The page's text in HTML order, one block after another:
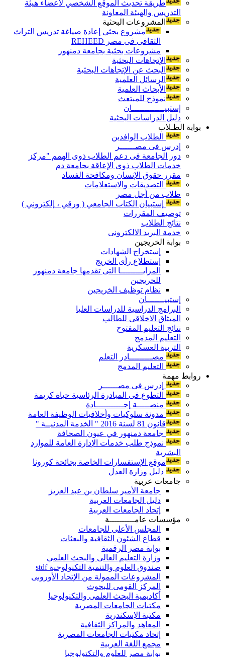
طريقة تحديث الموقع الشخصي لأعضاء هيئة
التدريس والهيئة المعاونة
المشروعات البحثية
مشروع بحثى إعادة صياغة تدريس التراث
الثقافى فى مصر REHEED
مشروعات بحثية بجامعة دمنهور
الإتجاهات البحثية
البحث عن الإتجاهات البحثية
الرسائل العلمية
الأبحاث العلمية
نموذج للمبتعث
إستبيـــــــــــــان
دليل الدراسات البحثية
بوابة الطـلاب
الطلاب الوافدين
إدرس فى مصــــــر
دور الجامعة فى دعم الطلاب ذوى الهمم "مركز
خدمات الطلاب ذوى الإعاقة بجامعة دم
مقرر حقوق الإنسان ومكافحة الفساد
التصديقات والاستعلامات
طلاب من أجل مصر
إستبيان الكتاب الجامعي ( ورقي ، إلكتروني )
توصيف المقررات
نتائج الطلاب
خدمة البريد الالكترونى
بوابة الخريجين
إستخراج الشهادات
إستطلاع رأى الخريج
المزايـــــــــا التى تقدمها جامعة دمنهور
للخريجين
نظام توظيف الخريجين
إستبيـــــــان
البرامج الدراسية للدراسات العليا
الميثاق الاخلاقى للطالب
نتائج التعليم المفتوح
التعليم المدمج
التربية العسكرية
مصـــــــــادر التعلم
التعليم المدمج
روابط مهمة
إدرس فى مصــــــر
التطوع فى المبادرة الرئاسية حياة كريمة
منصـــــة إجـــــــــــادة
مدونة سلوكيات وأخلاقيات الوظيفة العامة
قانون 81 لسنة 2016 " الخدمة المدنيــة "
جامعة دمنهور في عيون الصحافة
نموذج طلب خدمات الإدارة العامة للموارد
البشرية
موقع الإستفسارات الخاصة بجائحة كورونا
دليل وزارة العدل
جامعات عربية
جامعة الأمير سلطان بن عبد العزيز
دليل الجامعات العربية
إتحاد الجامعات العربية
مؤسسات عامــــــــــة
المجلس الأعلى للجامعات
قطاع الشئون الثقافية والبعثات
بوابة مصر الرقمية
وزارة التعليم العالى والبحث العلمي
صندوق العلوم والتنمية التكنولوجية stdf
المشروعات الممولة من الإتحاد الأوروبى
المركز القومى للبحوث
أكاديمية البحث العلمى والتكنولوجيا
مكتبات الجامعات المصرية
مكتبة الإسكندرية
المعاهد والمراكز الثقافية
إتحاد مكتبات الجامعات المصرية
مجمع اللغة العربية
بوابة مصر للعلوم والتكتولوجيا